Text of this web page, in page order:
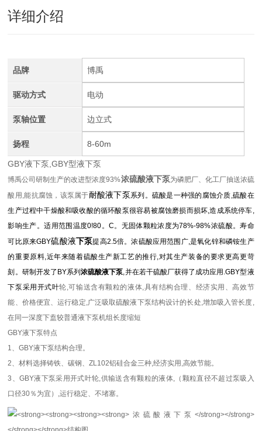
详细介绍
品牌 博禹
驱动方式 电动
泵轴位置 边立式
扬程 8-60m
GBY液下泵,GBY型液下泵
博禹公司研制生产的改进型浓度93%浓硫酸液下泵为磷肥厂、化工厂抽送浓硫
酸用,能抗腐蚀，该泵属于耐酸液下泵系列。硫酸是一种强的腐蚀介质,硫酸在
生产过程中干燥酸和吸收酸的循环酸泵很容易被腐蚀磨损而损坏,造成系统停车,
影响生产。适用范围温度0!80。C。无固体颗粒浓度为78%-98%浓硫酸。寿命
可比原来GBY硫酸液下泵提高2.5倍。浓硫酸应用范围广,是氧化锌和磷铵生产
的重要原料,近年来随着硫酸生产新工艺的推行,对其生产装备的要求更高更苛
刻。研制开发了BY系列浓硫酸液下泵,并在若干硫酸厂获得了成功应用.GBY型液
下泵采用开式叶轮,可输送含有颗粒的液体,具有结构合理、经济实用、高效节
能、价格便宜、运行稳定,广泛吸取硫酸液下泵结构设计的长处,增加吸入管长度,
在同一深度下盍较普通液下泵机组长度缩短
GBY液下泵特点
1、GBY液下泵结构合理。
2、材料选择铸铁、碳钢、ZL102铝硅合金三种,经济实用,高效节能。
3、GBY液下泵采用开式叶轮,供输送含有颗粒的液体,（颗粒直径不超过泵吸入
口径30％为宜）,运行稳定、不堵塞。